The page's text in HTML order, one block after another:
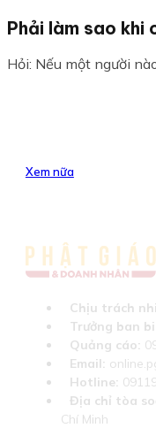
Phải làm sao khi
Hỏi: Nếu một người
Xem nữa
Chịu trách
Trưởng ban
Quảng cáo:
Email:
Hotline:
Địa chỉ tòa
Chí Minh